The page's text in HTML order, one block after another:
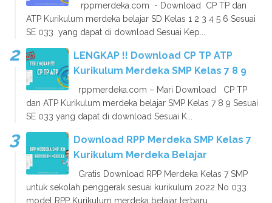
rppmerdeka.com - Download CP TP dan
ATP Kurikulum merdeka belajar SD Kelas 1 2 3 4 5 6 Sesuai
SE 033 yang dapat di download Sesuai Kep...
LENGKAP !! Download CP TP ATP
Kurikulum Merdeka SMP Kelas 7 8 9
rppmerdeka.com – Mari Download CP TP
dan ATP Kurikulum merdeka belajar SMP Kelas 7 8 9 Sesuai
SE 033 yang dapat di download Sesuai K...
Download RPP Merdeka SMP Kelas 7
Kurikulum Merdeka Belajar
Gratis Download RPP Merdeka Kelas 7 SMP
untuk sekolah penggerak sesuai kurikulum 2022 No 033
model RPP Kurikulum merdeka belajar terbaru...